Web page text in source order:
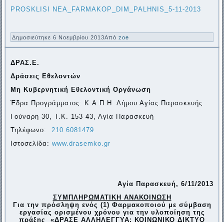
PROSKLISI NEA_FARMAKOP_DIM_PALHNIS_5-11-2013
Δημοσιεύτηκε 6 Νοεμβρίου 2013Από zoe
ΔΡΑΣ.Ε.
Δράσεις Εθελοντών
Μη Κυβερνητική Εθελοντική Οργάνωση
Έδρα Προγράμματος: Κ.Α.Π.Η. Δήμου Αγίας Παρασκευής
Γούναρη 30, Τ.Κ. 153 43, Αγία Παρασκευή
Τηλέφωνο: 210 6081479
Ιστοσελίδα:www.drasemko.gr
Αγία Παρασκευή, 6/11/2013
ΣΥΜΠΛΗΡΩΜΑΤΙΚΗ ΑΝΑΚΟΙΝΩΣΗ
Για την πρόσληψη ενός (1) Φαρμακοποιού με σύμβαση
εργασίας ορισμένου χρόνου για την υλοποίηση της
πράξης «ΔΡΑΣΕ ΑΛΛΗΛΕΓΓΥΑ: ΚΟΙΝΩΝΙΚΟ ΔΙΚΤΥΟ